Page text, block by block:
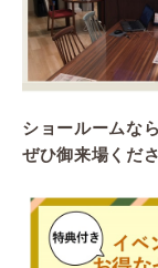
ショールームな
ぜひ御来場くだ